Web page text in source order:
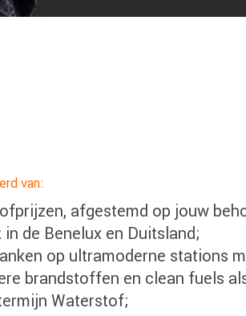
van:
afgestemd op jouw
de Benelux en Duitsland;
op ultramoderne stations
brandstoffen en clean fuels
Waterstof;